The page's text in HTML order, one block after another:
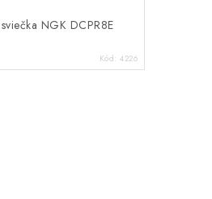
NGK DCPR8E
Kód: 4226